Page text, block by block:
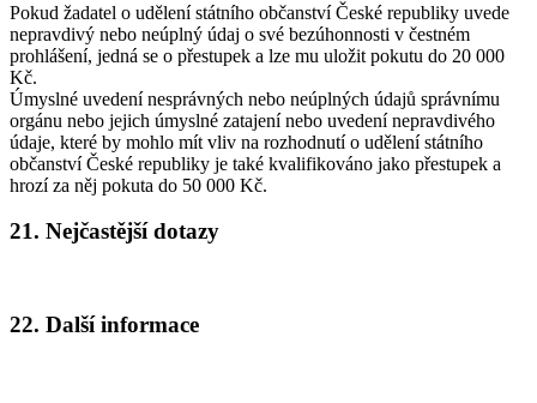
Pokud žadatel o udělení státního občanství České republiky uvede
nepravdivý nebo neúplný údaj o své bezúhonnosti v čestném
prohlášení, jedná se o přestupek a lze mu uložit pokutu do 20 000
Kč.
Úmyslné uvedení nesprávných nebo neúplných údajů správnímu
orgánu nebo jejich úmyslné zatajení nebo uvedení nepravdivého
údaje, které by mohlo mít vliv na rozhodnutí o udělení státního
občanství České republiky je také kvalifikováno jako přestupek a
hrozí za něj pokuta do 50 000 Kč.
21. Nejčastější dotazy
22. Další informace